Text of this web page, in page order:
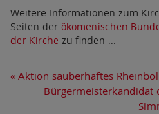
Weitere Informationen zum
Seiten der ökomenischen
der Kirche zu finden ...
« Aktion sauberhaftes
Bürgermeisterkandidat